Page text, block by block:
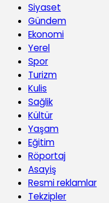
Siyaset
Gündem
Ekonomi
Yerel
Spor
Turizm
Kulis
Sağlik
Kültür
Yaşam
Eğitim
Röportaj
Asayiş
Resmi reklamlar
Tekzipler